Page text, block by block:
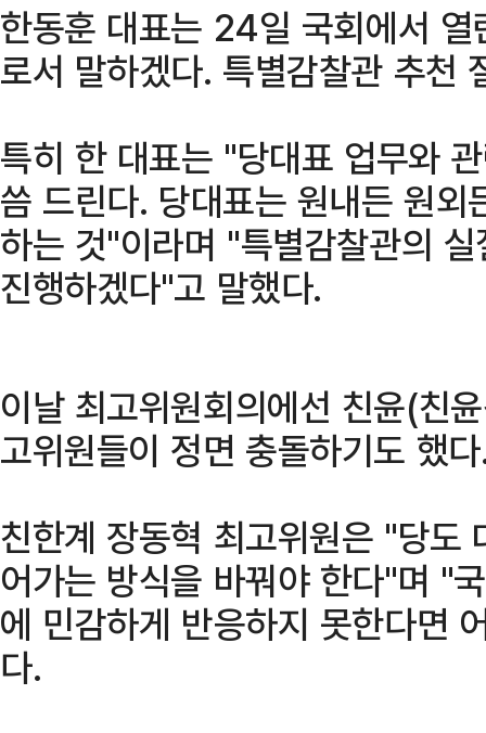
한동훈 대표는 24일 국회에서
로서 말하겠다. 특별감찰관 추천
특히 한 대표는 "당대표 업무와
씀 드린다. 당대표는 원내든 원
하는 것"이라며 "특별감찰관의
진행하겠다"고 말했다.
이날 최고위원회의에선 친윤(친
고위원들이 정면 충돌하기도 했
친한계 장동혁 최고위원은 "당도
어가는 방식을 바꿔야 한다"며 "
에 민감하게 반응하지 못한다면
다.